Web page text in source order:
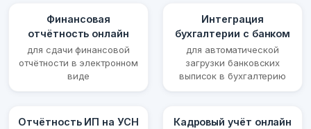
Финансовая
отчётность онлайн
для сдачи финансовой
отчётности в электронном
виде
Интеграция
бухгалтерии с банком
для автоматической
загрузки банковских
выписок в бухгалтерию
Отчётность ИП на УСН Кадровый учёт онлайн